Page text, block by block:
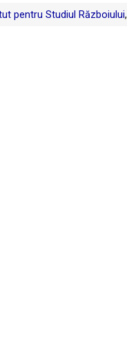
pentru Studiul Războiului,